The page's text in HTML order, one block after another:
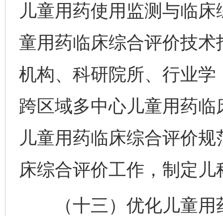
儿童用药使用监测与临
童用药临床综合评价技
机构、科研院所、行业
跨区域多中心儿童用药
儿童用药临床综合评价
床综合评价工作，制定
（十三）优化儿童用